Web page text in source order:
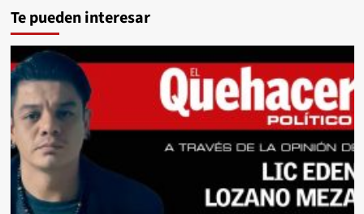
Te pueden interesar